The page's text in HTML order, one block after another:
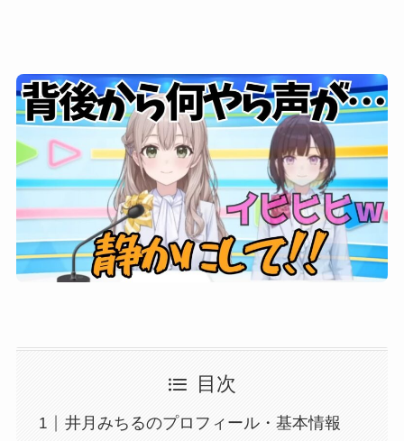
目次
井月みちるのプロフィール・基本情報